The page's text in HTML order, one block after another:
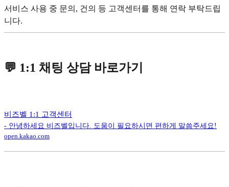
서비스 사용 중 문의, 건의 등 고객센터를 통해 연락 부탁드립
니다.
💬 1:1 채팅 상담 바로가기
비즈벨 1:1 고객센터
- 안녕하세요 비즈벨입니다. 도움이 필요하시면 편하게 말씀주세요!
open.kakao.com